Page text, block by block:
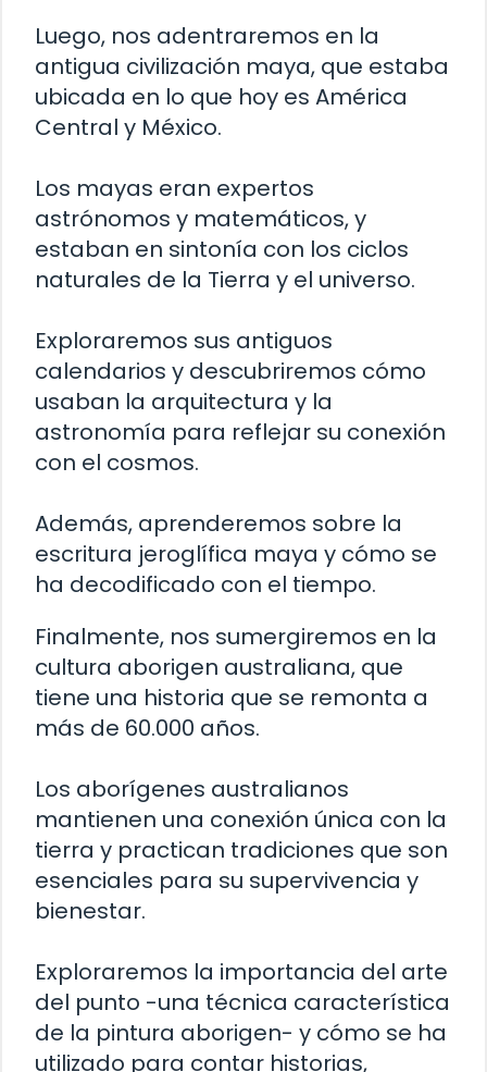
Luego, nos adentraremos en la
antigua civilización maya, que estaba
ubicada en lo que hoy es América
Central y México.
Los mayas eran expertos
astrónomos y matemáticos, y
estaban en sintonía con los ciclos
naturales de la Tierra y el universo.
Exploraremos sus antiguos
calendarios y descubriremos cómo
usaban la arquitectura y la
astronomía para reflejar su conexión
con el cosmos.
Además, aprenderemos sobre la
escritura jeroglífica maya y cómo se
ha decodificado con el tiempo.
Finalmente, nos sumergiremos en la
cultura aborigen australiana, que
tiene una historia que se remonta a
más de 60.000 años.
Los aborígenes australianos
mantienen una conexión única con la
tierra y practican tradiciones que son
esenciales para su supervivencia y
bienestar.
Exploraremos la importancia del arte
del punto -una técnica característica
de la pintura aborigen- y cómo se ha
utilizado para contar historias,